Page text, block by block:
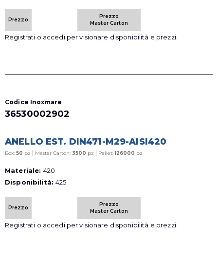
Prezzo
Prezzo
Master Carton
Registrati o accedi per visionare disponibilità e prezzi.
Codice Inoxmare
36530002902
ANELLO EST. DIN471-M29-AISI420
Box: 50 pz | Master Carton: 3500 pz | Pallet:126000 pz
Materiale: 420
Disponibilità:425
Prezzo
Prezzo
Master Carton
Registrati o accedi per visionare disponibilità e prezzi.